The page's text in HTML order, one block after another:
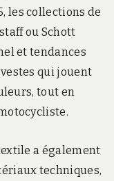
les collections de
ou Schott
et tendances
qui jouent
tout en
a également
techniques,